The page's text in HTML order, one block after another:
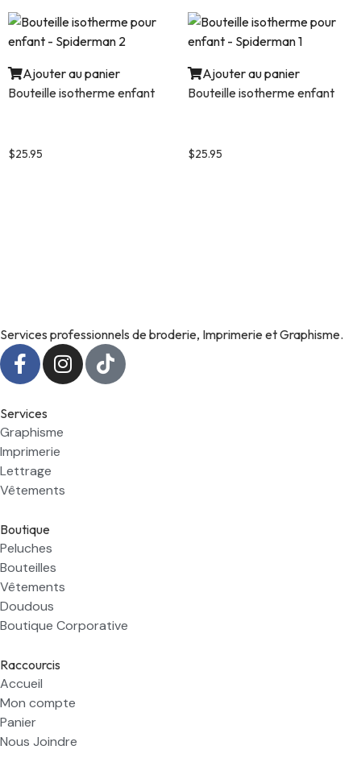
Ajouter au panier
Bouteille isotherme enfant
$25.95
Ajouter au panier
Bouteille isotherme enfant
$25.95
Services professionnels de broderie, Imprimerie et Graphisme.
Services
Graphisme
Imprimerie
Lettrage
Vêtements
Boutique
Peluches
Bouteilles
Vêtements
Doudous
Boutique Corporative
Raccourcis
Accueil
Mon compte
Panier
Nous Joindre